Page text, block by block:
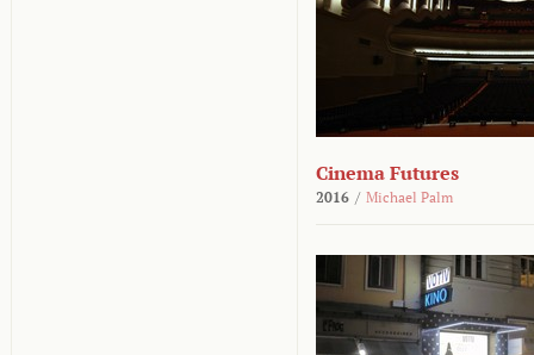
Cinema Futures
2016 / Michael Palm